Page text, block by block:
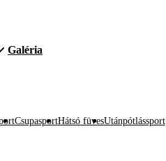
Galéria
CsupasportHátsó füvesUtánpótlássport